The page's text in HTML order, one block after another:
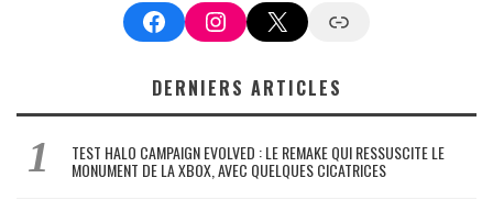
FacebookInstagram
X Google News
DERNIERS ARTICLES
TEST HALO CAMPAIGN EVOLVED : LE REMAKE QUI RESSUSCITE LE
MONUMENT DE LA XBOX, AVEC QUELQUES CICATRICES